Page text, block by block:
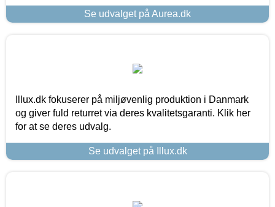
Se udvalget på Aurea.dk
Illux.dk fokuserer på miljøvenlig produktion i Danmark
og giver fuld returret via deres kvalitetsgaranti. Klik her
for at se deres udvalg.
Se udvalget på Illux.dk